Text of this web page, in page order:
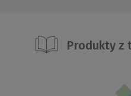
Produkty z